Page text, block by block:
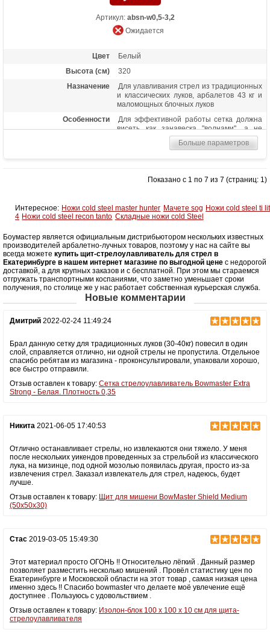
Артикул: absn-w0,5-3,2
Ожидается
Цвет
Белый
Высота (см)
320
Назначение
Для улавливания стрел из традиционных
и классических луков, арбалетов 43 кг и
маломощных блочных луков
Особенности
Для эффективной работы сетка должна
висеть как занавеска "волнами", а не
внатяг (не улавливает стрелы диаметром
6 мм) Цена указана за 1 пог.метр
Упаковка
Отрезается погонными метрами от
Больше параметров
Показано с 1 по 7 из 7 (страниц: 1)
Интересное: Ножи cold steel master hunter Мачете sog Ножи cold steel ti
4 Ножи cold steel recon tanto Складные ножи cold Steel
Боумастер является официальным дистрибьютором нескольких известных
производителей арбалетно-лучных товаров, поэтому у нас на сайте вы
всегда можете купить щит-стрелоулавливатель для стрел в
Екатеринбурге в нашем интернет магазине по выгодной цене с недорогой
доставкой, а для крупных заказов и с бесплатной. При этом мы стараемся
отгружать транспортными коспаниями, что заметно уменьшает сроки
получения, по столице же у нас работает собственная курьерская служба.
Новые комментарии
Дмитрий 2022-02-24 11:49:24
Брал данную сетку для традиционных луков (30-40кг) повесил в один
слой, справляется отлично, ни одной стрелы не пропустила. Отдельное
спасибо ребятам из магазина - проконсультировали, упаковали хорошо,
все быстро отправили.
Отзыв оставлен к товару: Сетка стрелоулавливатель Bowmaster Extra
Strong - Белая. Плотность 0,35
Никита 2021-06-05 17:40:53
Отлично останавливает стрелы, но извлекаются они тяжело. У меня
после нескольких уикендов проведенных за стрельбой из классического
лука, на мизинце, под одной мозолью появилась другая, просто из-за
извлечения стрел. Заказал извлекатель для стрел, надеюсь, будет
лучше.
Отзыв оставлен к товару: Щит для мишени BowMaster Shield Medium
(50х50x30)
Стас 2019-03-05 15:49:30
Этот материал просто ОГОНЬ !! Относительно лёгкий . Данный размер
позволяет разместить несколько мишений . Провёл статистику цен по
Екатеринбурге и Московской области на этот товар , самая низкая цена
именно здесь !! Спасибо bowmaster что делаете моё увлечение ещё
доступнее . Пользуюсь с удовольствием .
Отзыв оставлен к товару: Изолон-блок 100 х 100 х 10 см для щита-
стрелоулавливателя